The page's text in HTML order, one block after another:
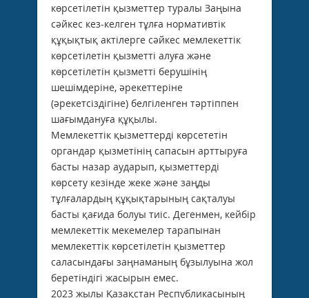
көрсетілетін қызметтер туралы Заңына
сәйкес кез-келген тұлға нормативтік
құқықтық актілерге сәйкес мемлекеттік
көрсетілетін қызметті алуға және
көрсетілетін қызметті берушінің
шешімдеріне, әрекеттеріне
(әрекетсіздігіне) белгіленген тәртіппен
шағымдануға құқылы.
Мемлекеттік қызметтерді көрсететін
органдар қызметінің сапасын арттыруға
басты назар аударып, қызметтерді
көрсету кезінде жеке және заңды
тұлғалардың құқықтарының сақталуы
басты қағида болуы тиіс. Дегенмен, кейбір
мемлекеттік мекемелер тарапынан
мемлекеттік көрсетілетін қызметтер
саласындағы заңнаманың бұзылуына жол
беретіндігі жасырын емес.
2023 жылы Қазақстан Республикасының